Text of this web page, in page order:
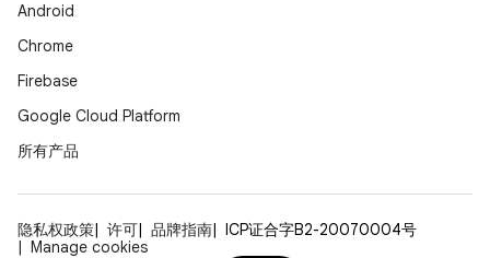
Android
Chrome
Firebase
Google Cloud Platform
所有产品
隐私权政策 许可 品牌指南
ICP证合字B2-20070004号
Manage cookies